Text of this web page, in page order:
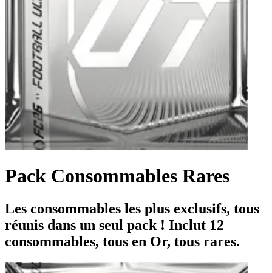
Pack Consommables Rares
Les consommables les plus exclusifs, tous
réunis dans un seul pack ! Inclut 12
consommables, tous en Or, tous rares.